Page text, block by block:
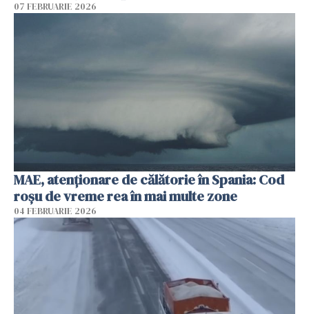
07 FEBRUARIE 2026
MAE, atenţionare de călătorie în Spania: Cod
roșu de vreme rea în mai multe zone
04 FEBRUARIE 2026